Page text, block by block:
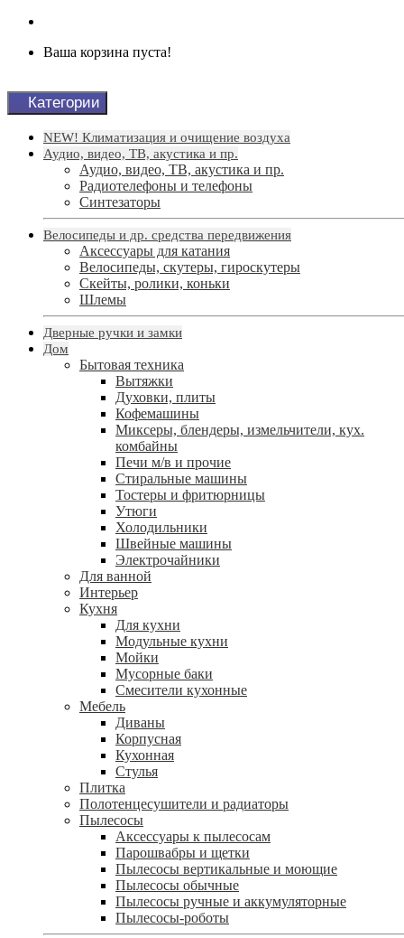
Ваша корзина пуста!
Категории
NEW! Климатизация и очищение воздуха
Аудио, видео, ТВ, акустика и пр.
Аудио, видео, ТВ, акустика и пр.
Радиотелефоны и телефоны
Синтезаторы
Велосипеды и др. средства передвижения
Аксессуары для катания
Велосипеды, скутеры, гироскутеры
Скейты, ролики, коньки
Шлемы
Дверные ручки и замки
Дом
Бытовая техника
Вытяжки
Духовки, плиты
Кофемашины
Миксеры, блендеры, измельчители, кух.
комбайны
Печи м/в и прочие
Стиральные машины
Тостеры и фритюрницы
Утюги
Холодильники
Швейные машины
Электрочайники
Для ванной
Интерьер
Кухня
Для кухни
Модульные кухни
Мойки
Мусорные баки
Смесители кухонные
Мебель
Диваны
Корпусная
Кухонная
Стулья
Плитка
Полотенцесушители и радиаторы
Пылесосы
Аксессуары к пылесосам
Парошвабры и щетки
Пылесосы вертикальные и моющие
Пылесосы обычные
Пылесосы ручные и аккумуляторные
Пылесосы-роботы